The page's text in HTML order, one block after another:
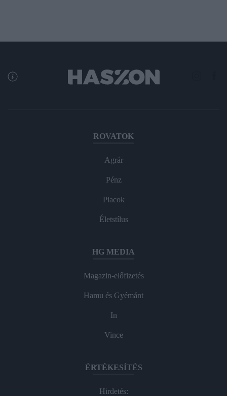
ROVATOK
Agrár
Pénz
Piacok
Életstílus
HG MEDIA
Magazin-előfizetés
Hamu és Gyémánt
In
Vince
ÉRTÉKESÍTÉS
Hirdetés: